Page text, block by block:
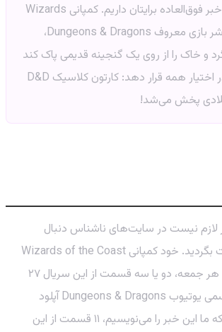
بویی داشت، یک خبر فوق‌العاده برایتان داریم. کمپانی Wizards
of the Coast، ناشر بازی معروف Dungeons & Dragons،
و خاک را از روی یک گنجینه قدیمی پاک کند
و آن را به رایگان در اختیار همه قرار دهد: کارتون کلاسیک D&D
نیست در سایت‌های ناشناس دنبال
قسمت‌های بی‌کیفیت بگردید. خود کمپانی Wizards of the Coast
آستین‌ها را بالا زده و هر جمعه، دو یا سه قسمت از این سریال ۲۷
قسمتی را در کانال رسمی یوتیوب Dungeons & Dragons آپلود
می‌کند. تا این لحظه که ما این خبر را می‌نویسیم، ۱۱ قسمت از این